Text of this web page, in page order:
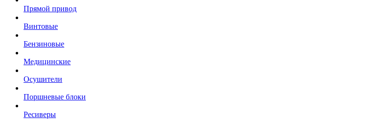
Прямой привод
Винтовые
Бензиновые
Медицинские
Осушители
Поршневые блоки
Ресиверы